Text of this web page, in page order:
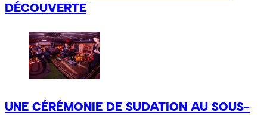
DÉCOUVERTE
UNE CÉRÉMONIE DE SUDATION AU SOUS-